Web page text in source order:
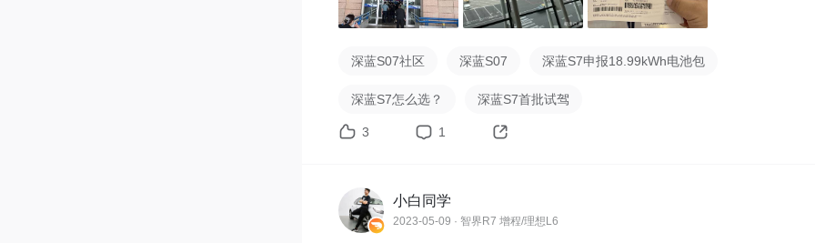
深蓝S07社区 深蓝S07 深蓝S7申报18.99kWh电池包
深蓝S7怎么选？ 深蓝S7首批试驾
3 1
小白同学
2023-05-09 · 智界R7 增程/理想L6